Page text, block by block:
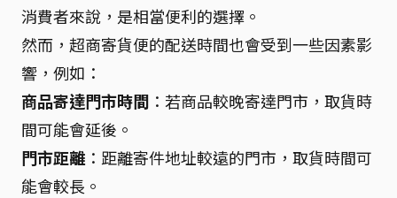
消費者來說，是相當便利的選擇。
然而，超商寄貨便的配送時間也會受到一些因素影
響，例如：
商品寄達門市時間 ：若商品較晚寄達門市，取貨時
間可能會延後。
門市距離 ：距離寄件地址較遠的門市，取貨時間可
能會較長。